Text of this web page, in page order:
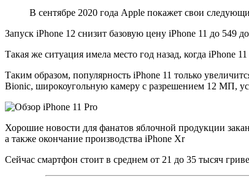
В сентябре 2020 года Apple покажет свои
Запуск iPhone 12 снизит базовую цену iPhone 11 до 549
Такая же ситуация имела место год назад, когда iPhone
Таким образом, популярность iPhone 11 только
Bionic, широкоугольную камеру с разрешением 12 МП,
Хорошие новости для фанатов яблочной продукции
а также окончание производства iPhone Xr
Сейчас смартфон стоит в среднем от 21 до 35 тысяч